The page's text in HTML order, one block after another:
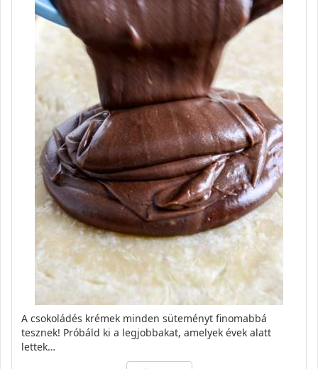
A csokoládés krémek minden süteményt finomabbá
tesznek! Próbáld ki a legjobbakat, amelyek évek alatt
lettek…